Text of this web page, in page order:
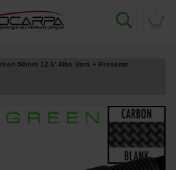
50mm 12.6' 4lbs Vara + Presente